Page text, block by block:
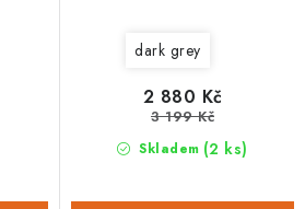
dark grey
Skladem (2 ks)
2 880 Kč
3 199 Kč